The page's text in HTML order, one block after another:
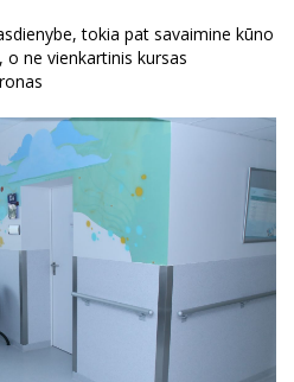
tokia pat savaimine kūno
ne vienkartinis kursas